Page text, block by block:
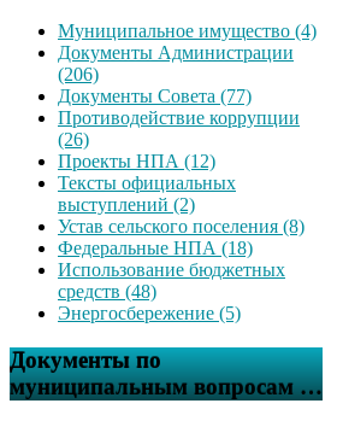
Муниципальное имущество (4)
Документы Администрации
(206)
Документы Совета (77)
Противодействие коррупции
(26)
Проекты НПА (12)
Тексты официальных
выступлений (2)
Устав сельского поселения (8)
Федеральные НПА (18)
Использование бюджетных
средств (48)
Энергосбережение (5)
Документы по
муниципальным вопросам …